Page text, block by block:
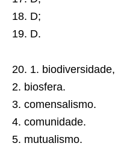
18. D;
19. D.
20. 1. biodiversidade,
2. biosfera.
3. comensalismo.
4. comunidade.
5. mutualismo.